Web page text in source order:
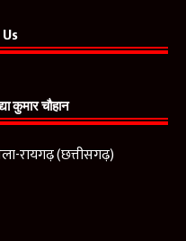
कुमार चौहान
रायगढ़ (छत्तीसगढ़)